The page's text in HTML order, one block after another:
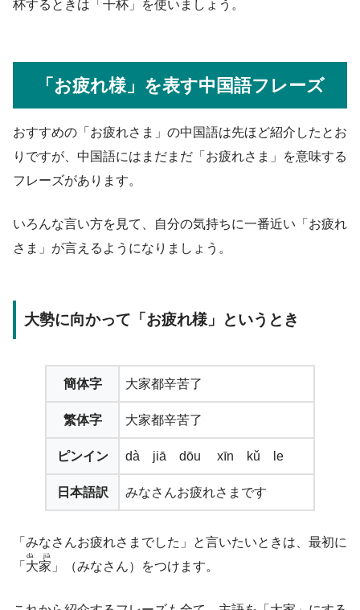
杯するときは「干杯」を使いましょう。
「お疲れ様」を表す中国語フレーズ
おすすめの「お疲れさま」の中国語は先ほど紹介したとお
りですが、中国語にはまだまだ「お疲れさま」を意味する
フレーズがあります。
いろんな言い方を見て、自分の気持ちに一番近い「お疲れ
さま」が言えるようになりましょう。
大勢に向かって「お疲れ様」というとき
簡体字 大家都辛苦了
繁体字 大家都辛苦了
ピンイン dà jiā dōu xīn kǔ le
日本語訳 みなさんお疲れさまです
「みなさんお疲れさまでした」と言いたいときは、最初に
「 大家
dà jiā
」（みなさん）をつけます。